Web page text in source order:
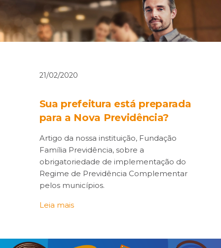
21/02/2020
Sua prefeitura está preparada
para a Nova Previdência?
Artigo da nossa instituição, Fundação
Família Previdência, sobre a
obrigatoriedade de implementação do
Regime de Previdência Complementar
pelos municípios.
Leia mais